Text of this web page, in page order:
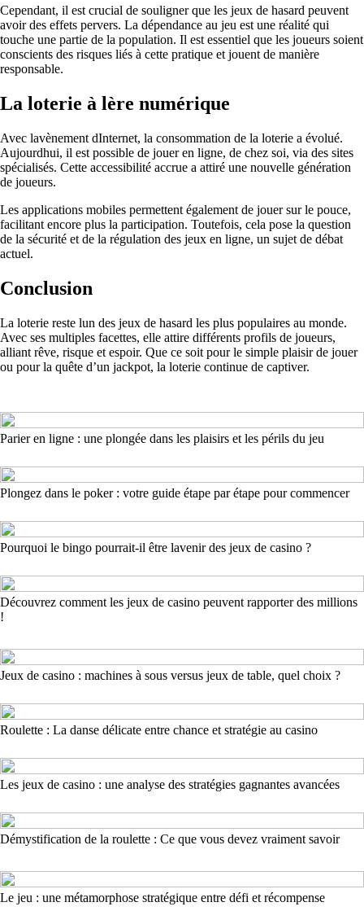
Cependant, il est crucial de souligner que les jeux de hasard peuvent
avoir des effets pervers. La dépendance au jeu est une réalité qui
touche une partie de la population. Il est essentiel que les joueurs soient
conscients des risques liés à cette pratique et jouent de manière
responsable.
La loterie à lère numérique
Avec lavènement dInternet, la consommation de la loterie a évolué.
Aujourdhui, il est possible de jouer en ligne, de chez soi, via des sites
spécialisés. Cette accessibilité accrue a attiré une nouvelle génération
de joueurs.
Les applications mobiles permettent également de jouer sur le pouce,
facilitant encore plus la participation. Toutefois, cela pose la question
de la sécurité et de la régulation des jeux en ligne, un sujet de débat
actuel.
Conclusion
La loterie reste lun des jeux de hasard les plus populaires au monde.
Avec ses multiples facettes, elle attire différents profils de joueurs,
alliant rêve, risque et espoir. Que ce soit pour le simple plaisir de jouer
ou pour la quête d’un jackpot, la loterie continue de captiver.
Parier en ligne : une plongée dans les plaisirs et les périls du jeu
Plongez dans le poker : votre guide étape par étape pour commencer
Pourquoi le bingo pourrait-il être lavenir des jeux de casino ?
Découvrez comment les jeux de casino peuvent rapporter des millions
!
Jeux de casino : machines à sous versus jeux de table, quel choix ?
Roulette : La danse délicate entre chance et stratégie au casino
Les jeux de casino : une analyse des stratégies gagnantes avancées
Démystification de la roulette : Ce que vous devez vraiment savoir
Le jeu : une métamorphose stratégique entre défi et récompense